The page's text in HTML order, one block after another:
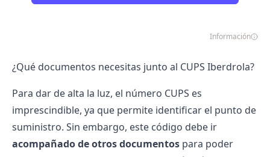
Información
¿Qué documentos necesitas junto al CUPS Iberdrola?
Para dar de alta la luz, el número CUPS es
imprescindible, ya que permite identificar el punto de
suministro. Sin embargo, este código debe ir
acompañado de otros documentos para poder